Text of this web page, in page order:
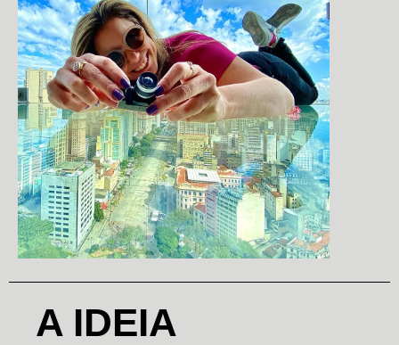
A IDEIA